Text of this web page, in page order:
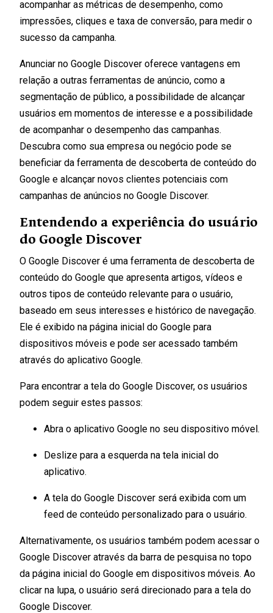
acompanhar as métricas de desempenho, como
impressões, cliques e taxa de conversão, para medir o
sucesso da campanha.
Anunciar no Google Discover oferece vantagens em
relação a outras ferramentas de anúncio, como a
segmentação de público, a possibilidade de alcançar
usuários em momentos de interesse e a possibilidade
de acompanhar o desempenho das campanhas.
Descubra como sua empresa ou negócio pode se
beneficiar da ferramenta de descoberta de conteúdo do
Google e alcançar novos clientes potenciais com
campanhas de anúncios no Google Discover.
Entendendo a experiência do usuário
do Google Discover
O Google Discover é uma ferramenta de descoberta de
conteúdo do Google que apresenta artigos, vídeos e
outros tipos de conteúdo relevante para o usuário,
baseado em seus interesses e histórico de navegação.
Ele é exibido na página inicial do Google para
dispositivos móveis e pode ser acessado também
através do aplicativo Google.
Para encontrar a tela do Google Discover, os usuários
podem seguir estes passos:
Abra o aplicativo Google no seu dispositivo móvel.
Deslize para a esquerda na tela inicial do
aplicativo.
A tela do Google Discover será exibida com um
feed de conteúdo personalizado para o usuário.
Alternativamente, os usuários também podem acessar o
Google Discover através da barra de pesquisa no topo
da página inicial do Google em dispositivos móveis. Ao
clicar na lupa, o usuário será direcionado para a tela do
Google Discover.